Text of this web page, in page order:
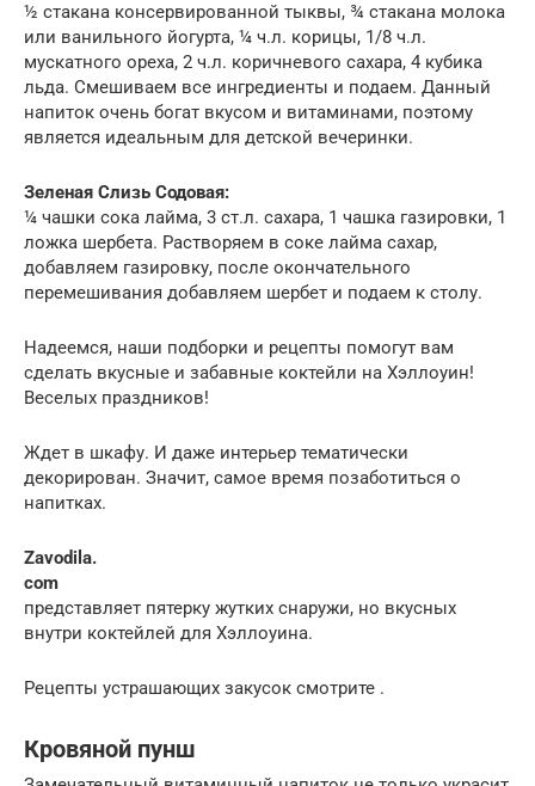
½ стакана консервированной тыквы, ¾ стакана молока
или ванильного йогурта, ¼ ч.л. корицы, 1/8 ч.л.
мускатного ореха, 2 ч.л. коричневого сахара, 4 кубика
льда. Смешиваем все ингредиенты и подаем. Данный
напиток очень богат вкусом и витаминами, поэтому
является идеальным для детской вечеринки.
Зеленая Слизь Содовая:
¼ чашки сока лайма, 3 ст.л. сахара, 1 чашка газировки, 1
ложка шербета. Растворяем в соке лайма сахар,
добавляем газировку, после окончательного
перемешивания добавляем шербет и подаем к столу.
Надеемся, наши подборки и рецепты помогут вам
сделать вкусные и забавные коктейли на Хэллоуин!
Веселых праздников!
Ждет в шкафу. И даже интерьер тематически
декорирован. Значит, самое время позаботиться о
напитках.
Zavodila.
com
представляет пятерку жутких снаружи, но вкусных
внутри коктейлей для Хэллоуина.
Рецепты устрашающих закусок смотрите .
Кровяной пунш